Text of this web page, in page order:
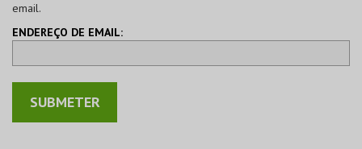
email.
ENDEREÇO DE EMAIL: